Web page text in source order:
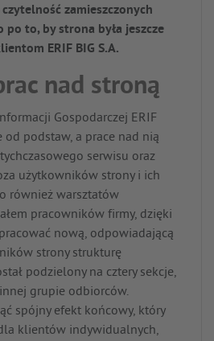
zamieszczonych
po to, by strona była jeszcze
ERIF BIG S.A.
nad stroną
Gospodarczej ERIF
od podstaw, a prace nad nią
serwisu oraz
użytkowników strony i ich
również warsztatów
pracowników firmy, dzięki
nową, odpowiadającą
strony strukturę
podzielony na cztery sekcje,
grupie odbiorców.
spójny efekt końcowy, który
klientów indywidualnych,